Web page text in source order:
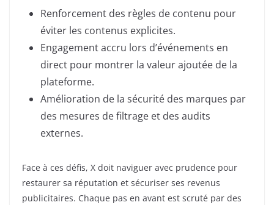
Renforcement des règles de contenu pour
éviter les contenus explicites.
Engagement accru lors d’événements en
direct pour montrer la valeur ajoutée de la
plateforme.
Amélioration de la sécurité des marques par
des mesures de filtrage et des audits
externes.
Face à ces défis, X doit naviguer avec prudence pour
restaurer sa réputation et sécuriser ses revenus
publicitaires. Chaque pas en avant est scruté par des